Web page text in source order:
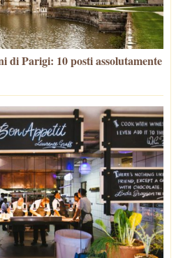
di Parigi: 10 posti assolutamente